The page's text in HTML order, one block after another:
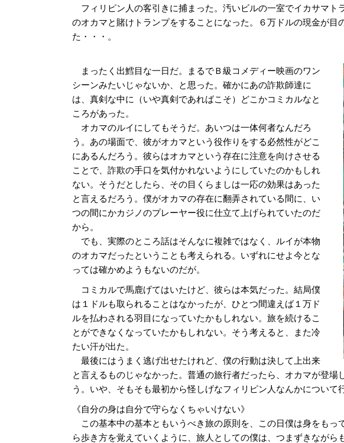
フィリピン人の客引きに捕まった。汚いビルの一室でイカサマト
のオカマと賭けトランプをすることになった。６万ドルの現金が
た・・・。
まったく出鱈目な一日だ。まるでＢ級コメディー映画のワン
シーンみたいじゃないか、と思った。確かにあの詐欺師達に
は、真剣な中に（いや真剣であればこそ）どこかコミカルなと
ころがあった。
オカマのルイにしてもそうだ。あいつは一体何者なんだろ
う。あの場面で、彼がオカマという役作りをする必然性がどこ
にあるんだろう。彼らはオカマという存在に注意を向けさせる
ことで、詐欺の手口を気付かれないようにしていたのかもしれ
ない。そうだとしたら、その目くらましは一応の効果はあった
と言えるだろう。僕がオカマの存在に翻弄されている間に、い
つの間にかカジノのプレーヤー役に仕立て上げられていたのだ
から。
でも、実際のところ話はそんなに複雑ではなく、ルイが本物
のオカマだったということも考えられる。いずれにせよ今とな
っては確かめようもないのだが。
コミカルで馬鹿げてはいたけど、彼らは本気だった。結局僕
は１ドルも取られることはなかったが、ひとつ間違えば１万ド
ルを払わされる羽目になっていたかもしれない。旅を続けるこ
とができなくなっていたかもしれない。そう考えると、また冷
たい汗が出た。
最後にはうまく逃げ出せたけれど、僕の行動は決して上出来
と言えるものじゃなかった。普通の旅行者だったら、オカマが登
う。いや、そもそも最初から怪しげなフィリピン人なんかについて
《自分の身は自分で守らなくちゃいけない》
この基本中の基本ともいうべき旅の原則を、この日僕は身をもっ
ら歩き方を覚えていくように、旅人としての僕は、つまずきなが